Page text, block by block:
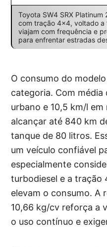
Toyota SW4 SRX
com tração 4×4, voltado a
viajam com frequência e
para enfrentar estradas
O consumo do
categoria. Com média
urbano e 10,5 km/l
alcançar até 840 km
tanque de 80 litros.
um veículo confiável
especialmente
turbodiesel e a tração
elevam o consumo. A
10,66 kg/cv reforça a
o uso contínuo e